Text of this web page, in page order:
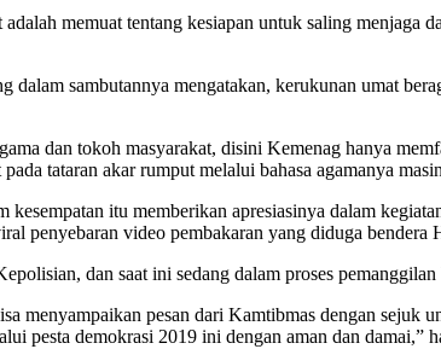
memuat tentang kesiapan untuk saling menjaga
sambutannya mengatakan, kerukunan umat
dan tokoh masyarakat, disini Kemenag hanya
tataran akar rumput melalui bahasa agamanya
itu memberikan apresiasinya dalam
penyebaran video pembakaran yang diduga bendera
dan saat ini sedang dalam proses
menyampaikan pesan dari Kamtibmas dengan sejuk
pesta demokrasi 2019 ini dengan aman dan damai,”